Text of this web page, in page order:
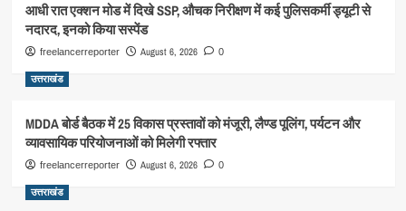
आधी रात एक्शन मोड में दिखे SSP, औचक निरीक्षण में कई पुलिसकर्मी ड्यूटी से
नदारद, इनको किया सस्पेंड
freelancerreporter August 6, 2026 0
उत्तराखंड
MDDA बोर्ड बैठक में 25 विकास प्रस्तावों को मंजूरी, लैण्ड पूलिंग, पर्यटन और
व्यावसायिक परियोजनाओं को मिलेगी रफ्तार
freelancerreporter August 6, 2026 0
उत्तराखंड